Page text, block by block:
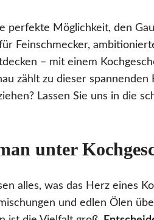
perfekte Möglichkeit, den
Feinschmecker,
– mit einem
zählt zu dieser
Lassen Sie uns in die
unter
alles, was das Herz eines
und edlen Ölen